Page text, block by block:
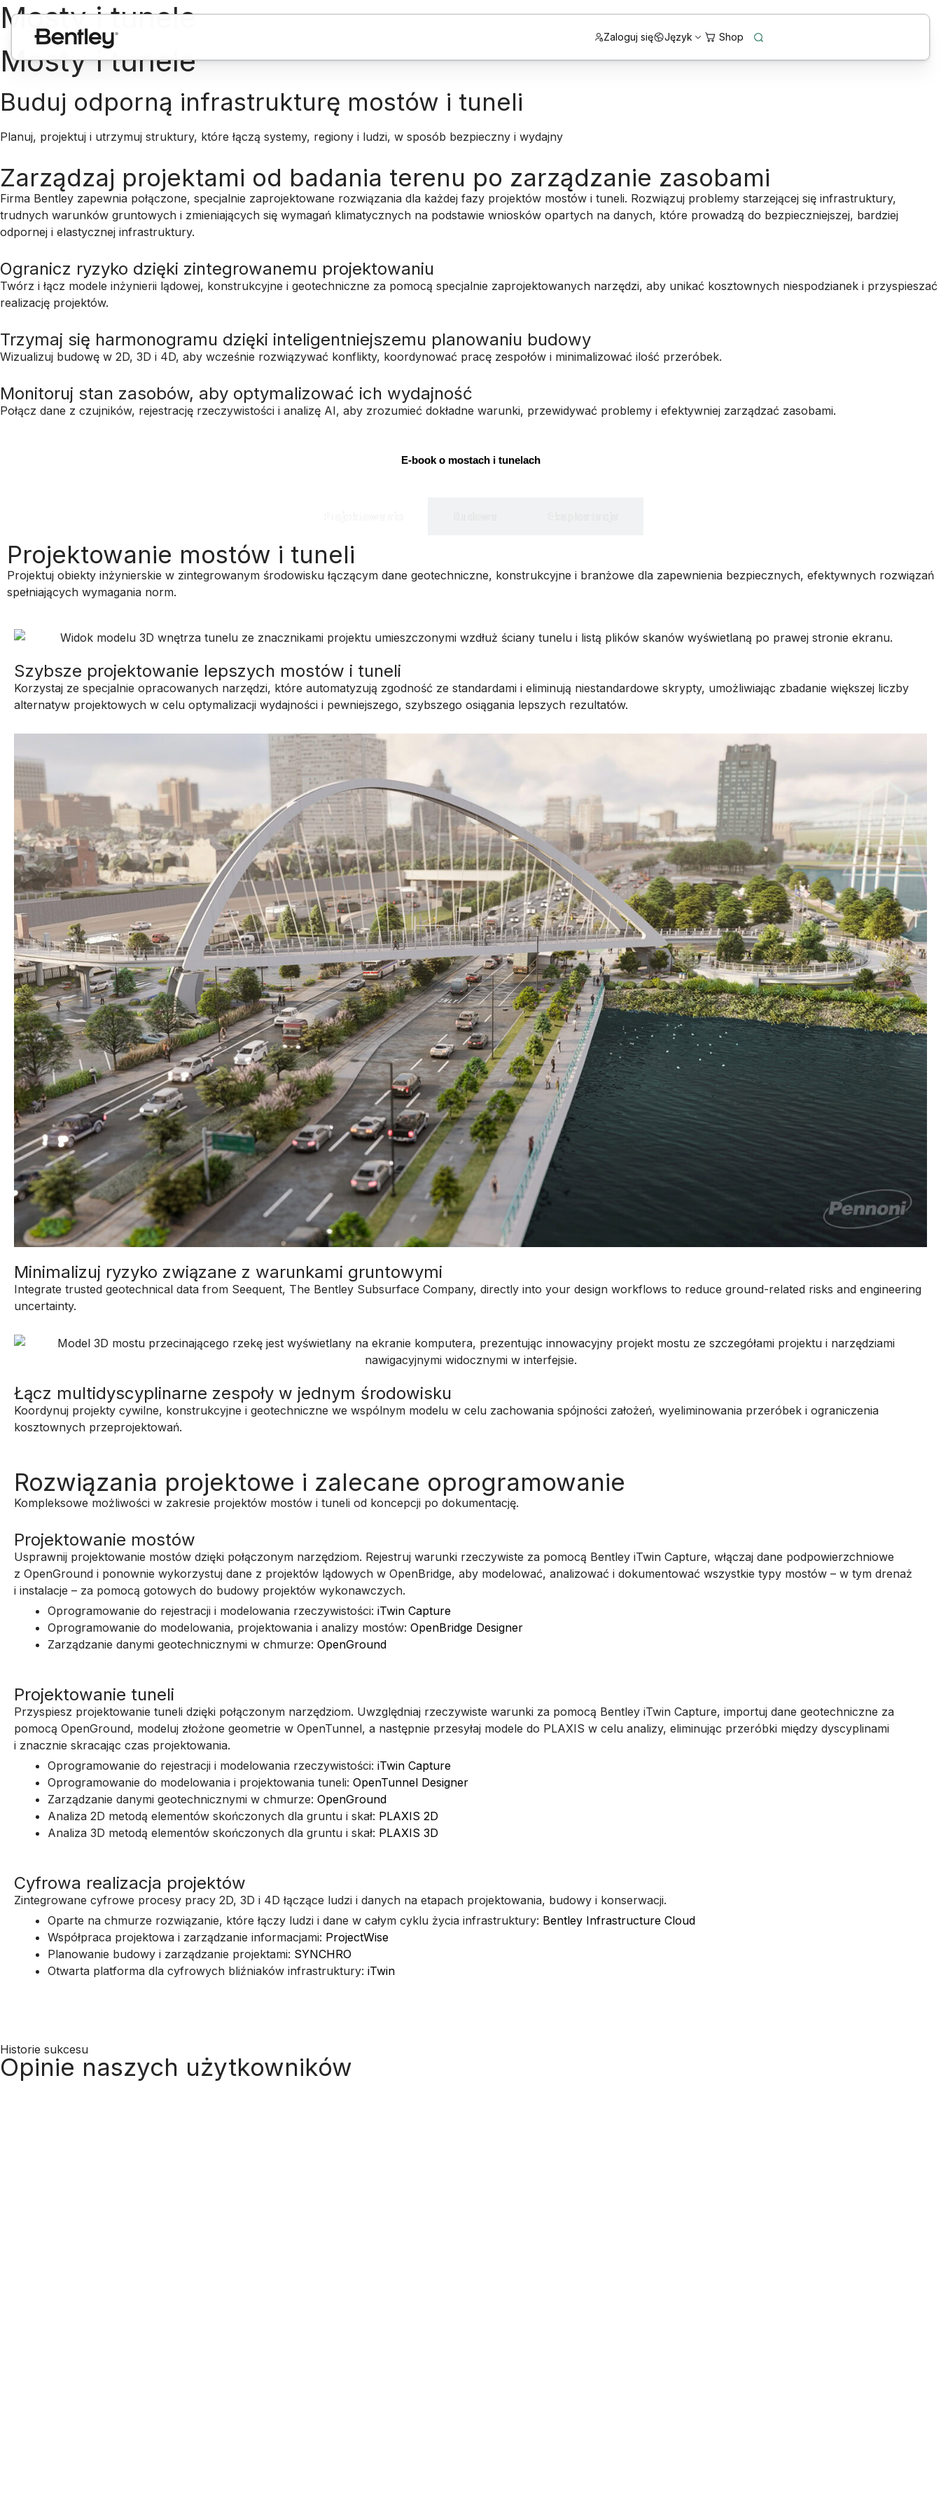
Zaloguj się Język
Mosty i tunele
Mosty i tunele
Buduj odporną infrastrukturę mostów i tuneli
Planuj, projektuj i utrzymuj struktury, które łączą systemy, regiony i ludzi, w sposób bezpieczny i wydajny
Zarządzaj projektami od badania terenu po zarządzanie zasobami
Firma Bentley zapewnia połączone, specjalnie zaprojektowane rozwiązania dla każdej fazy projektów mostów i tuneli. Rozwiązuj problemy starzejącej się infrastruktury,
trudnych warunków gruntowych i zmieniających się wymagań klimatycznych na podstawie wniosków opartych na danych, które prowadzą do bezpieczniejszej, bardziej
odpornej i elastycznej infrastruktury.
Ogranicz ryzyko dzięki zintegrowanemu projektowaniu
Twórz i łącz modele inżynierii lądowej, konstrukcyjne i geotechniczne za pomocą specjalnie zaprojektowanych narzędzi, aby unikać kosztownych niespodzianek i przyspieszać
realizację projektów.
Trzymaj się harmonogramu dzięki inteligentniejszemu planowaniu budowy
Wizualizuj budowę w 2D, 3D i 4D, aby wcześnie rozwiązywać konflikty, koordynować pracę zespołów i minimalizować ilość przeróbek.
Monitoruj stan zasobów, aby optymalizować ich wydajność
Połącz dane z czujników, rejestrację rzeczywistości i analizę AI, aby zrozumieć dokładne warunki, przewidywać problemy i efektywniej zarządzać zasobami.
E-book o mostach i tunelach
Projektowanie mostów i tuneli
Projektuj obiekty inżynierskie w zintegrowanym środowisku łączącym dane geotechniczne, konstrukcyjne i branżowe dla zapewnienia bezpiecznych, efektywnych rozwiązań
spełniających wymagania norm.
Szybsze projektowanie lepszych mostów i tuneli
Korzystaj ze specjalnie opracowanych narzędzi, które automatyzują zgodność ze standardami i eliminują niestandardowe skrypty, umożliwiając zbadanie większej liczby
alternatyw projektowych w celu optymalizacji wydajności i pewniejszego, szybszego osiągania lepszych rezultatów.
Minimalizuj ryzyko związane z warunkami gruntowymi
Integrate trusted geotechnical data from Seequent, The Bentley Subsurface Company, directly into your design workflows to reduce ground-related risks and engineering
uncertainty.
Łącz multidyscyplinarne zespoły w jednym środowisku
Koordynuj projekty cywilne, konstrukcyjne i geotechniczne we wspólnym modelu w celu zachowania spójności założeń, wyeliminowania przeróbek i ograniczenia
kosztownych przeprojektowań.
Rozwiązania projektowe i zalecane oprogramowanie
Kompleksowe możliwości w zakresie projektów mostów i tuneli od koncepcji po dokumentację.
Projektowanie mostów
Usprawnij projektowanie mostów dzięki połączonym narzędziom. Rejestruj warunki rzeczywiste za pomocą Bentley iTwin Capture, włączaj dane podpowierzchniowe
z OpenGround i ponownie wykorzystuj dane z projektów lądowych w OpenBridge, aby modelować, analizować i dokumentować wszystkie typy mostów – w tym drenaż
i instalacje – za pomocą gotowych do budowy projektów wykonawczych.
Oprogramowanie do rejestracji i modelowania rzeczywistości: iTwin Capture
Oprogramowanie do modelowania, projektowania i analizy mostów: OpenBridge Designer
Zarządzanie danymi geotechnicznymi w chmurze: OpenGround
Projektowanie tuneli
Przyspiesz projektowanie tuneli dzięki połączonym narzędziom. Uwzględniaj rzeczywiste warunki za pomocą Bentley iTwin Capture, importuj dane geotechniczne za
pomocą OpenGround, modeluj złożone geometrie w OpenTunnel, a następnie przesyłaj modele do PLAXIS w celu analizy, eliminując przeróbki między dyscyplinami
i znacznie skracając czas projektowania.
Oprogramowanie do rejestracji i modelowania rzeczywistości: iTwin Capture
Oprogramowanie do modelowania i projektowania tuneli: OpenTunnel Designer
Zarządzanie danymi geotechnicznymi w chmurze: OpenGround
Analiza 2D metodą elementów skończonych dla gruntu i skał: PLAXIS 2D
Analiza 3D metodą elementów skończonych dla gruntu i skał: PLAXIS 3D
Cyfrowa realizacja projektów
Zintegrowane cyfrowe procesy pracy 2D, 3D i 4D łączące ludzi i danych na etapach projektowania, budowy i konserwacji.
Oparte na chmurze rozwiązanie, które łączy ludzi i dane w całym cyklu życia infrastruktury: Bentley Infrastructure Cloud
Współpraca projektowa i zarządzanie informacjami: ProjectWise
Planowanie budowy i zarządzanie projektami: SYNCHRO
Otwarta platforma dla cyfrowych bliźniaków infrastruktury: iTwin
Historie sukcesu
Opinie naszych użytkowników